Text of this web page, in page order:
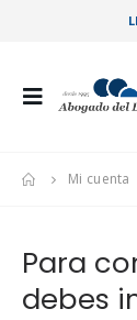
Mi cuenta
Para
debes